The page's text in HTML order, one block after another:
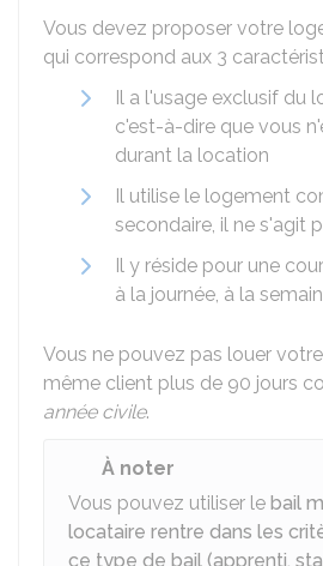
Vous devez proposer votre
qui correspond aux 3
Il a l'usage exclusif du
c'est-à-dire que vous
durant la location
Il utilise le logement
secondaire, il ne s'agit
Il y réside pour une
à la journée, à la
Vous ne pouvez pas louer
même client plus de 90 jours
année civile.
À noter
Vous pouvez utiliser le bail
locataire rentre dans les
ce type de bail (apprenti,